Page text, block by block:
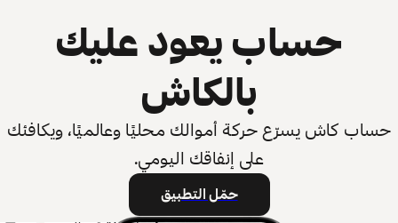
حساب يعود عليك
بالكاش
حساب كاش يسرّع حركة أموالك محليًا وعالميًا، ويكافئك
على إنفاقك اليومي.
حمّل التطبيق